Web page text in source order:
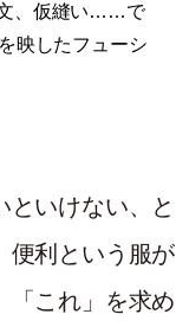
文、仮縫い……で
映したフューシ
といけない、と
便利という服が
「これ」を求め